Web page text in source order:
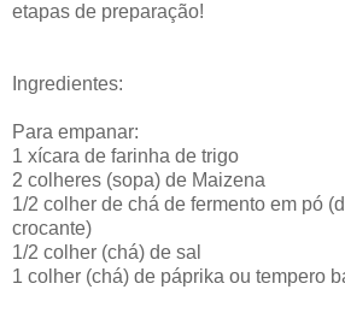
etapas de preparação!
Ingredientes:
Para empanar:
1 xícara de farinha de trigo
2 colheres (sopa) de Maizena
1/2 colher de chá de fermento em pó
crocante)
1/2 colher (chá) de sal
1 colher (chá) de páprika ou tempero